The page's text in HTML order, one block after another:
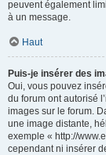
peuvent également
à un message.
Haut
Puis-je insérer des
Oui, vous pouvez
du forum ont autorisé
images sur le forum.
une image distante,
exemple « http://
cependant ni insérer